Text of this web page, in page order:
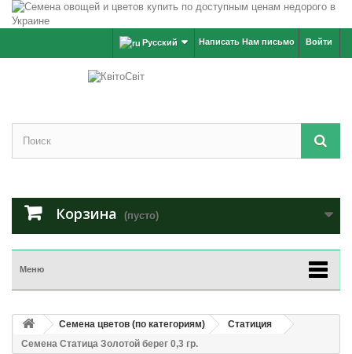
Войти
Написать Нам письмо
Русский
Корзина (пусто)
Меню
Семена цветов (по категориям)
Статиция
Семена Статица Золотой берег 0,3 гр.